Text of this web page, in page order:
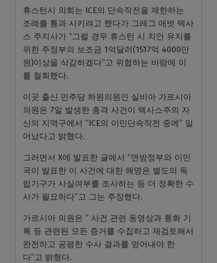
휴스턴시 의회는 ICE의 단속작전을 제한하는
조례를 통과 시키려고 했다가 그레그 애벗 텍사
스 주지사가 “그럴 경우 휴스턴 시 치안 유지를
위한 주정부의 보조금 1억달러(1517억 4000만
원)이상을 삭감하겠다”고 위협하는 바람에 이
를 철회했다.
이곳 출신 민주당 하원의원인 실비아 가르시아
의원은 7일 발생한 총격 사건이 텍사스주의 자
신의 지역구에서 “ICE의 이민단속작전 중에” 일
어났다고 밝혔다.
그러면서 X에 발표한 글에서 “연방정부와 이민
국이 발표한 이 사건에 대한 해명은 별도의 독
립기구가 사실여부를 조사하는 등 더 정확한 수
사가 필요하다”고 그는 주장했다.
가르시아 의원은 ” 사건 관련 동영상과 통화 기
록 등 관련된 모든 증거를 수집하고 재검토해서
완전하고 공평한 수사 결과를 얻어내야 한
다”고 밝혔다.